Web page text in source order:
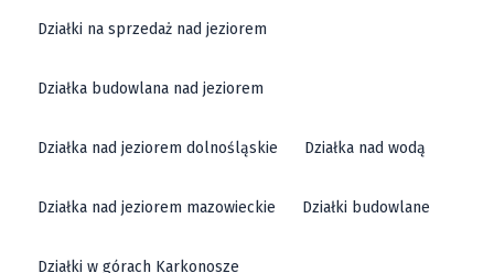
Działki na sprzedaż nad jeziorem
Działka budowlana nad jeziorem
Działka nad jeziorem dolnośląskie Działka nad wodą
Działka nad jeziorem mazowieckie Działki budowlane
Działki w górach Karkonosze